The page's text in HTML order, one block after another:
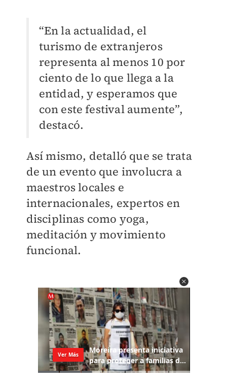
“En la actualidad, el
turismo de extranjeros
representa al menos 10 por
ciento de lo que llega a la
entidad, y esperamos que
con este festival aumente”,
destacó.
Así mismo, detalló que se trata
de un evento que involucra a
maestros locales e
internacionales, expertos en
disciplinas como yoga,
meditación y movimiento
funcional.